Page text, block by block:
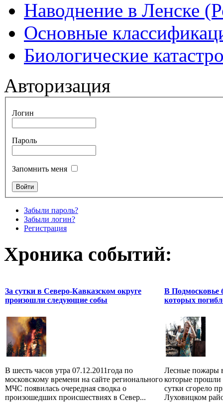
Наводнение в Ленске
Основные
Биологические
Авторизация
Логин
Пароль
Запомнить меня
Забыли пароль?
Забыли логин?
Регистрация
Хроника событий:
За сутки в Северо-Кавказском округе
произошли следующие собы
В шесть часов утра 07.12.2011года по
московскому времени на сайте регионального
МЧС появилась очередная сводка о
произошедших происшествиях в Север...
В Подмосковье
которых
Лесные пожары
которые прошли
сутки сгорело
Луховицком